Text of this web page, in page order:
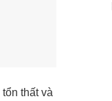
thất và